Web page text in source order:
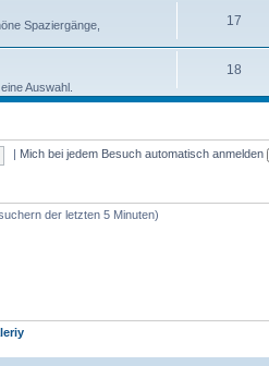
Spaziergänge,
17
Auswahl.
18
Mich bei jedem Besuch automatisch anmelden
der letzten 5 Minuten)